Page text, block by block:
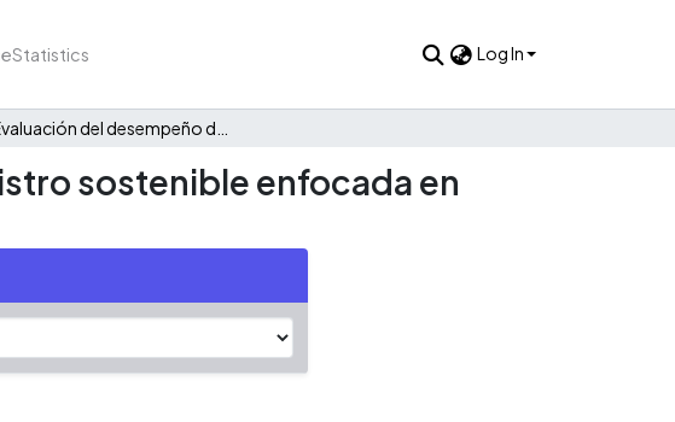
Statistics Log In
sostenible enfocada en